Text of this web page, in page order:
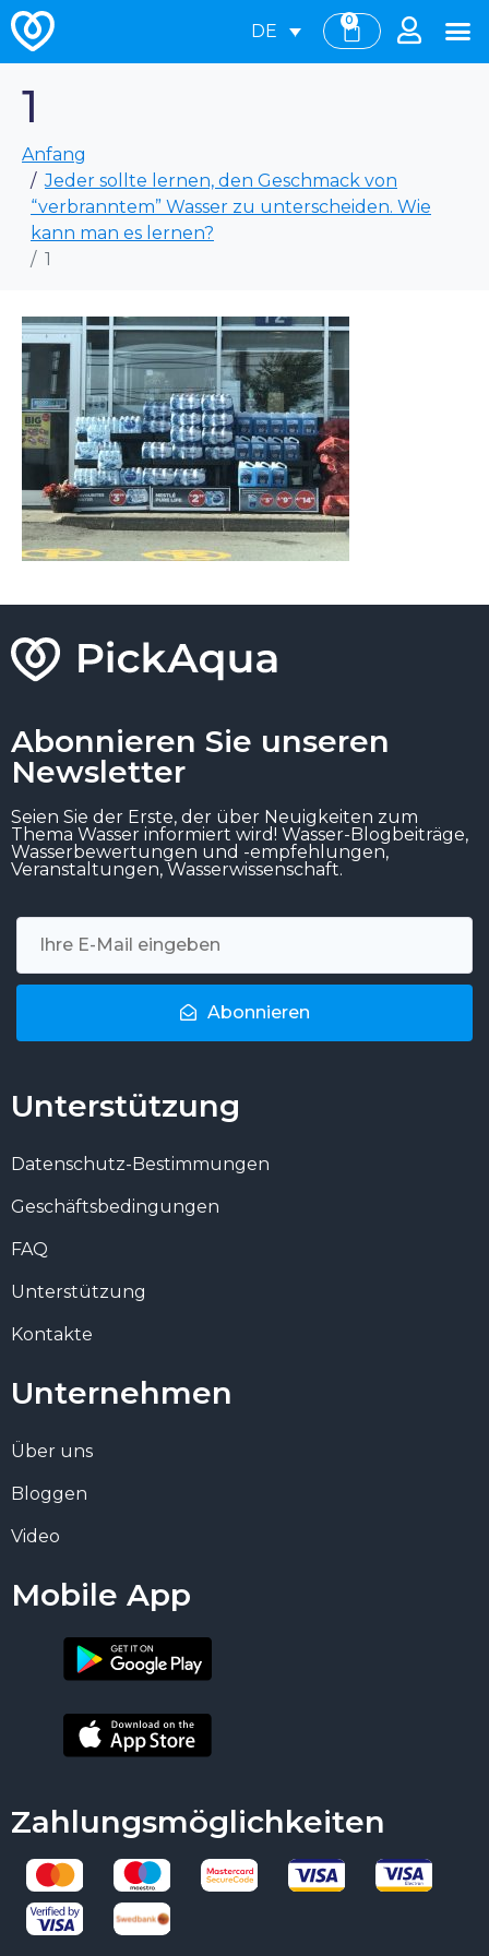
DE
0
1
Anfang
Jeder sollte lernen, den Geschmack von
“verbranntem” Wasser zu unterscheiden. Wie
kann man es lernen?
1
Abonnieren Sie unseren
Newsletter
Seien Sie der Erste, der über Neuigkeiten zum
Thema Wasser informiert wird! Wasser-Blogbeiträge,
Wasserbewertungen und -empfehlungen,
Veranstaltungen, Wasserwissenschaft.
Abonnieren
Unterstützung
Datenschutz-Bestimmungen
Geschäftsbedingungen
FAQ
Unterstützung
Kontakte
Unternehmen
Über uns
Bloggen
Video
Mobile App
Zahlungsmöglichkeiten